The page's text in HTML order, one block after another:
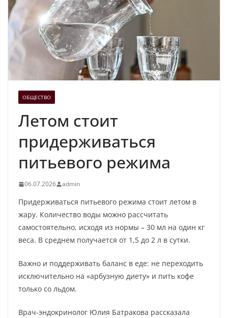
ОБЩЕСТВО
Летом стоит
придерживаться
питьевого режима
06.07.2026 admin
Придерживаться питьевого режима стоит летом в
жару. Количество воды можно рассчитать
самостоятельно, исходя из нормы – 30 мл на один кг
веса. В среднем получается от 1,5 до 2 л в сутки.
Важно и поддерживать баланс в еде: не переходить
исключительно на «арбузную диету» и пить кофе
только со льдом.
Врач-эндокринолог Юлия Батракова рассказала